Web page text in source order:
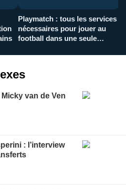
Playmatch : tous les services
nécessaires pour jouer au
football dans une seule
van de Ven
: l’interview